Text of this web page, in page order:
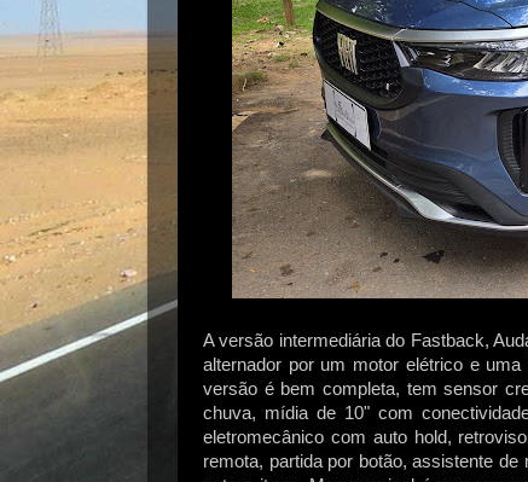
A versão intermediária do Fastback,
alternador por um motor elétrico e
versão é bem completa, tem sensor
chuva, mídia de 10" com
eletromecânico com auto hold,
remota, partida por botão, assistente